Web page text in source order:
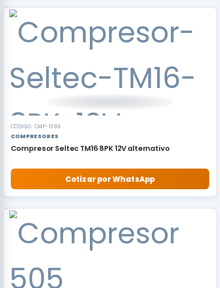
CÓDIGO: CMP-0186
COMPRESORES
Compresor Seltec TM16 8PK 12V alternativo
Cotizar por WhatsApp